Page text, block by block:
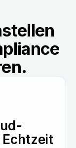
Echtzeit